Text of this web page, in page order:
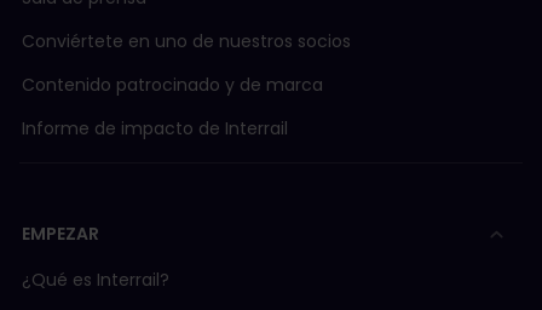
Conviértete en uno de nuestros socios
Contenido patrocinado y de marca
Informe de impacto de Interrail
EMPEZAR
¿Qué es Interrail?